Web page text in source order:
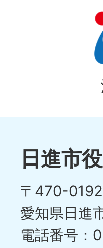
日進市
〒470-0192
愛知県日進
電話番号：